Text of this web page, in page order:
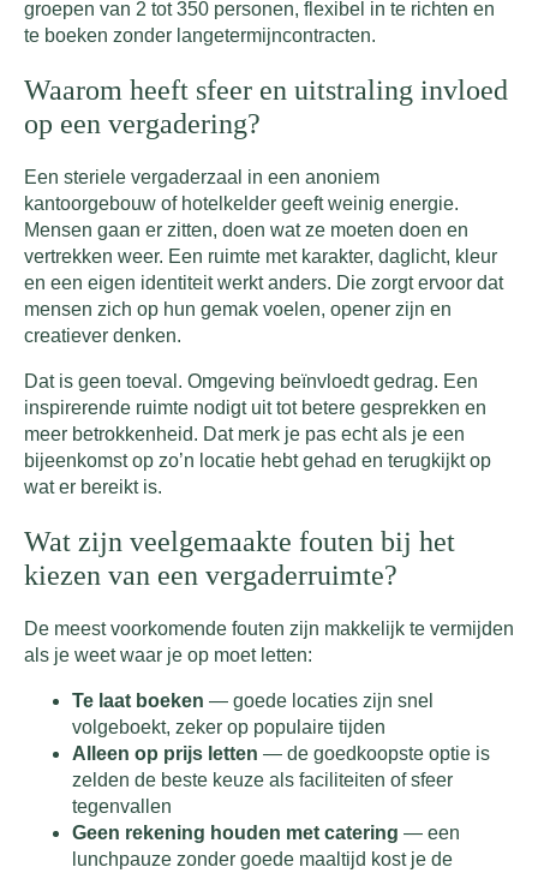
groepen van 2 tot 350 personen, flexibel in te richten en
te boeken zonder langetermijncontracten.
Waarom heeft sfeer en uitstraling invloed
op een vergadering?
Een steriele vergaderzaal in een anoniem
kantoorgebouw of hotelkelder geeft weinig energie.
Mensen gaan er zitten, doen wat ze moeten doen en
vertrekken weer. Een ruimte met karakter, daglicht, kleur
en een eigen identiteit werkt anders. Die zorgt ervoor dat
mensen zich op hun gemak voelen, opener zijn en
creatiever denken.
Dat is geen toeval. Omgeving beïnvloedt gedrag. Een
inspirerende ruimte nodigt uit tot betere gesprekken en
meer betrokkenheid. Dat merk je pas echt als je een
bijeenkomst op zo’n locatie hebt gehad en terugkijkt op
wat er bereikt is.
Wat zijn veelgemaakte fouten bij het
kiezen van een vergaderruimte?
De meest voorkomende fouten zijn makkelijk te vermijden
als je weet waar je op moet letten:
Te laat boeken — goede locaties zijn snel
volgeboekt, zeker op populaire tijden
Alleen op prijs letten — de goedkoopste optie is
zelden de beste keuze als faciliteiten of sfeer
tegenvallen
Geen rekening houden met catering — een
lunchpauze zonder goede maaltijd kost je de